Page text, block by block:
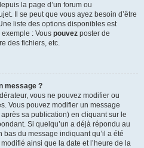
la page d’un forum ou
Il se peut que vous ayez besoin d’être
liste des options disponibles est
: Vous pouvez poster de
des fichiers, etc.
message ?
vous ne pouvez modifier ou
Vous pouvez modifier un message
sa publication) en cliquant sur le
Si quelqu’un a déjà répondu au
bas du message indiquant qu’il a été
ainsi que la date et l’heure de la